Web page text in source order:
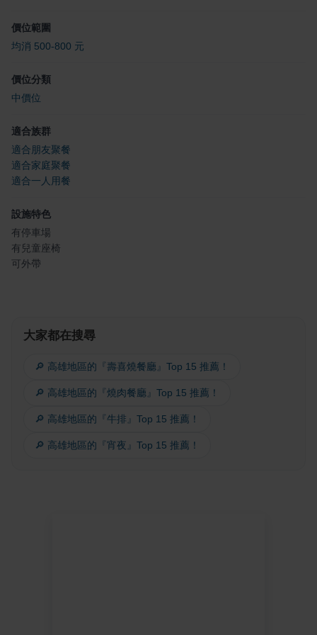
價位範圍
均消 500-800 元
價位分類
中價位
適合族群
適合朋友聚餐
適合家庭聚餐
適合一人用餐
設施特色
有停車場
有兒童座椅
可外帶
大家都在搜尋
🔎 高雄地區的『壽喜燒餐廳』Top 15 推薦！
🔎 高雄地區的『燒肉餐廳』Top 15 推薦！
🔎 高雄地區的『牛排』Top 15 推薦！
🔎 高雄地區的『宵夜』Top 15 推薦！